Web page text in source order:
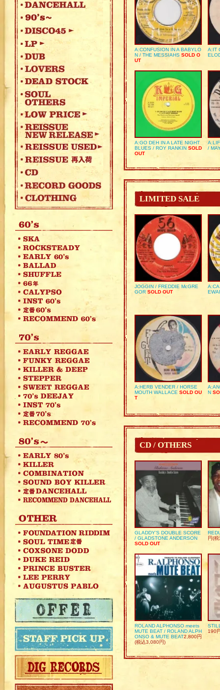
A:CONFUSION IN A BABYLO
N / THE MESSIAHS SOLD O
UT
A:IT
A:GO DEH IN A LATE NIGHT
BLUES / ROY RANKIN SOLD
OUT
/
LIMITED SALE
JOGGIN / FREDDIE McGRE
GOR SOLD OUT
A:HERB VENDER / HORSE
MOUTH WALLACE SOLD OU
T
N
CD / OTHERS
GLADDY’S DOUBLE SCORE
/ GLADSTONE ANDERSON
SOLD OUT
円(
ROLAND ALPHONSO meets
MUTE BEAT / ROLAND ALPH
ONSO & MUTE BEAT2,800円
(税込3,080円)
190